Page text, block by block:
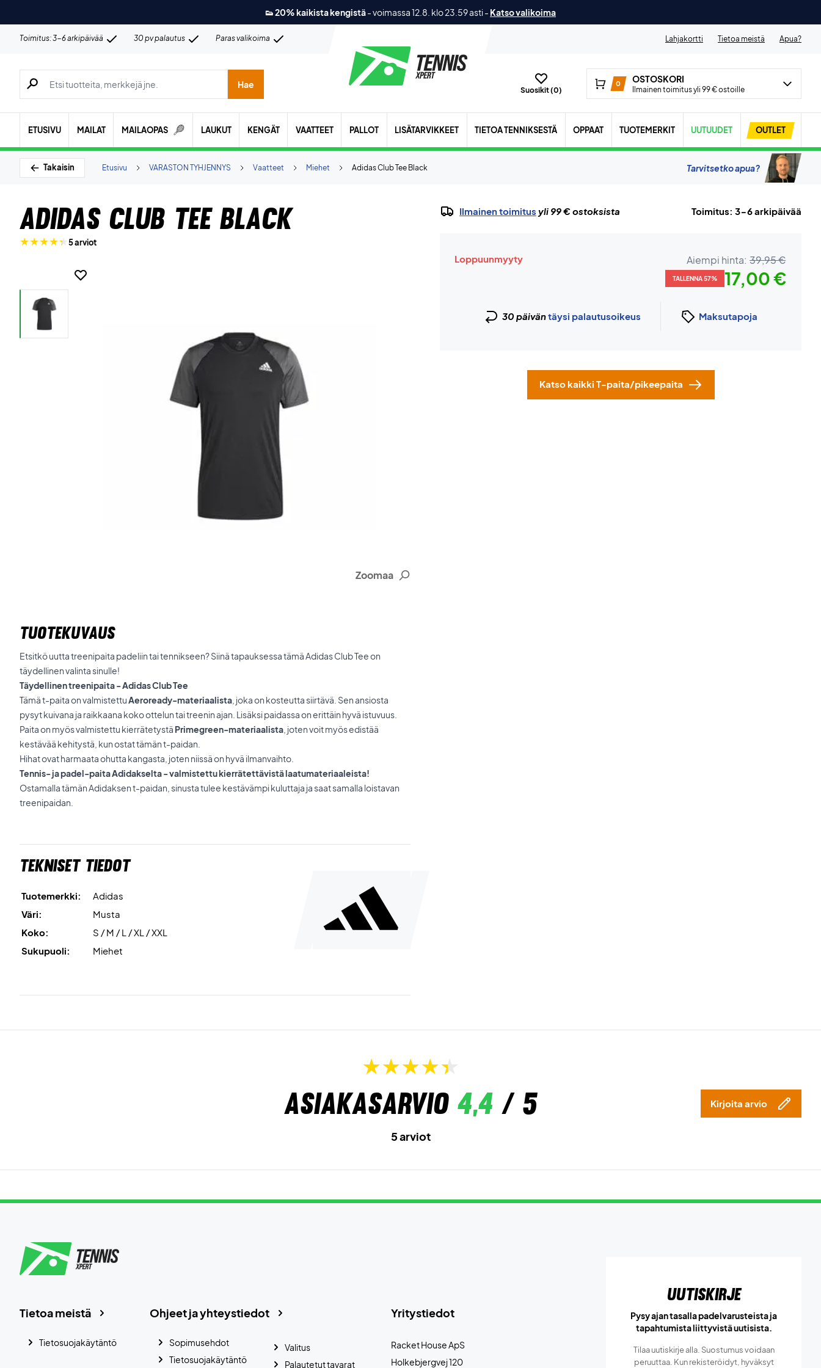
👟 20% kaikista kengistä-voimassa 12.8. klo 23.59 asti- Katso valikoima
Toimitus: 3-6 arkipäivää 30 pv palautus Paras valikoima Lahjakortti Tietoa meistä Apua?
Hae tuotteita, merkkejä jne.
Hae
Suosikit (0)
0 OSTOSKORI
Ilmainen toimitus yli 99 € ostoille
ETUSIVU MAILAT MAILAOPAS LAUKUT KENGÄT VAATTEET PALLOT LISÄTARVIKKEET TIETOA TENNIKSESTÄ OPPAAT TUOTEMERKIT UUTUUDET OUTLET
Takaisin Adidas Club Tee Black
Miehet
Vaatteet
VARASTON TYHJENNYS
Etusivu Tarvitsetko apua?
Adidas Club Tee Black
5 arviot
Zoomaa
TUOTEKUVAUS
Etsitkö uutta treenipaita padeliin tai tennikseen? Siinä tapauksessa tämä Adidas Club Tee on
täydellinen valinta sinulle!
Täydellinen treenipaita - Adidas Club Tee
Tämä t-paita on valmistettuAeroready-materiaalista , joka on kosteutta siirtävä. Sen ansiosta
pysyt kuivana ja raikkaana koko ottelun tai treenin ajan. Lisäksi paidassa on erittäin hyvä istuvuus.
Paita on myös valmistettu kierrätetystä Primegreen-materiaalista , joten voit myös edistää
kestävää kehitystä, kun ostat tämän t-paidan.
Hihat ovat harmaata ohutta kangasta, joten niissä on hyvä ilmanvaihto.
Tennis- ja padel-paita Adidakselta - valmistettu kierrätettävistä laatumateriaaleista!
Ostamalla tämän Adidaksen t-paidan, sinusta tulee kestävämpi kuluttaja ja saat samalla loistavan
treenipaidan.
Tekniset tiedot
Tuotemerkki:
Adidas
Väri:
Musta
Koko:
S / M / L / XL / XXL
Sukupuoli:
Miehet
Ilmainen toimitus yli 99 € ostoksista Toimitus: 3-6 arkipäivää
Loppuunmyyty Aiempi hinta: 39,95 €
TALLENNA 57% 17,00 €
30 päiväntäysi palautusoikeus Maksutapoja
Katso kaikki T-paita/pikeepaita
Asiakasarvio 4,4 / 5 Kirjoita arvio
5 arviot
Yritystiedot
Racket House ApS
Holkebjergvej 120
Ohjeet ja yhteystiedot
Sopimusehdot
Tietosuojakäytäntö
Valitus
Palautetut tavarat
Tietoa meistä
Tietosuojakäytäntö
Uutiskirje
Pysy ajan tasalla padelvarusteista ja
tapahtumista liittyvistä uutisista.
Tilaa uutiskirje alla. Suostumus voidaan
peruuttaa. Kun rekisteröidyt, hyväksyt